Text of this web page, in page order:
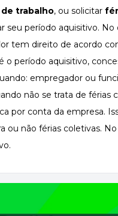
de trabalho, ou solicitar
seu período aquisitivo.
tem direito de acordo
o período aquisitivo,
empregador ou
não se trata de férias
por conta da empresa.
ou não férias coletivas.